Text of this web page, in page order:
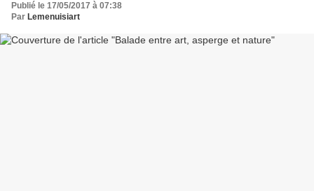
Publié le 17/05/2017 à 07:38
Par Lemenuisiart